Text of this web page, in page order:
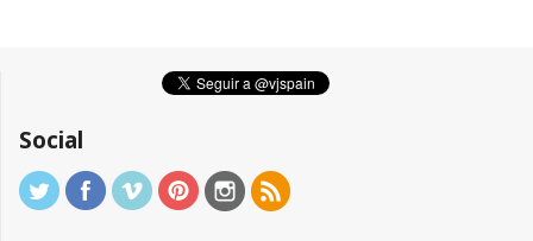
Social